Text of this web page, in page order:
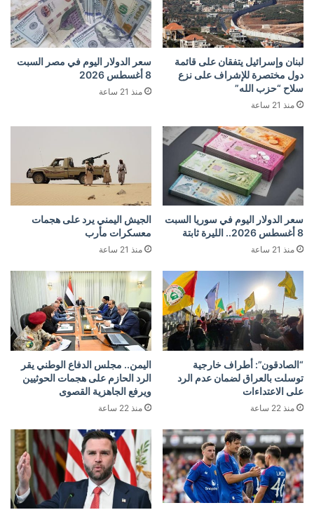
لبنان وإسرائيل يتفقان على قائمة
دول مختصرة للإشراف على نزع
سلاح “حزب الله”
منذ 21 ساعة
سعر الدولار اليوم في مصر السبت
8 أغسطس 2026
منذ 21 ساعة
سعر الدولار اليوم في سوريا السبت
8 أغسطس 2026.. الليرة ثابتة
منذ 21 ساعة
الجيش اليمني يرد على هجمات
معسكرات مأرب
منذ 21 ساعة
“الصادقون”: أطراف خارجية
توسلت بالعراق لضمان عدم الرد
على الاعتداءات
منذ 22 ساعة
اليمن.. مجلس الدفاع الوطني يقر
الرد الحازم على هجمات الحوثيين
ويرفع الجاهزية القصوى
منذ 22 ساعة